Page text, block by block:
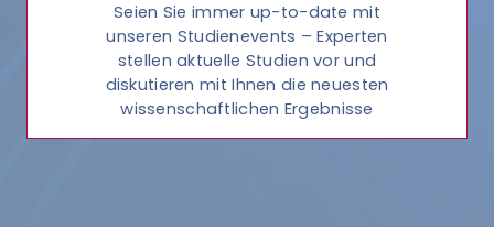
Seien Sie immer up-to-date mit
unseren Studienevents – Experten
stellen aktuelle Studien vor und
diskutieren mit Ihnen die neuesten
wissenschaftlichen Ergebnisse